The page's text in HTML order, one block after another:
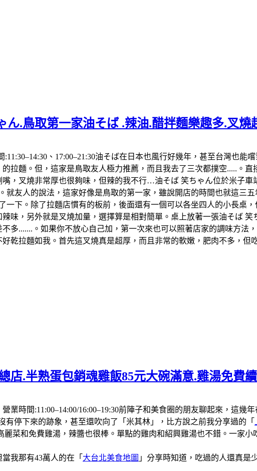
ん.鳥取第一家油そば .辣油.醋拌麵樂趣多.叉燒
、17:00–21:30油そば在日本也風行好幾年，甚至台灣也能
拉麵。但，這家是鳥取友人極力推薦，而且我去了三次都撲空.....。
，叉燒非常厚也很夠味，但辣的我不行…油そば 笑ちゃん位於米子車
友人的說法，這家好像是鳥取的第一家，雖說開店的時間也就這三
下。除了拉麵店慣有的板前，後面還有一個可以各坐四人的小長桌
味，另外就是叉燒加量，選擇算是相對簡單。桌上放著一張油そば
多.......。如果你不放心自己加，第一次來也可以照著店家的調味方法
乾拉麵如我。首先這叉燒真是超厚，而且非常的軟嫩，肥肉不多，但
店.半熟蛋包銷魂雞飯85元大碗滿意.雞湯免費續
業時間:11:00–14:00/16:00–19:30前陣子和美食圈的朋友聊起來，這幾
停下來的跡象，甚至還吹向了「米其林」，比方說之前我分享過的「
菜和免費雞湯，辣醬也很棒。單點的雞肉和紹興雞湯也不錯。一家
我那有43萬人的在「 大台北美食地圖 」分享時知道，吃過的人還真是